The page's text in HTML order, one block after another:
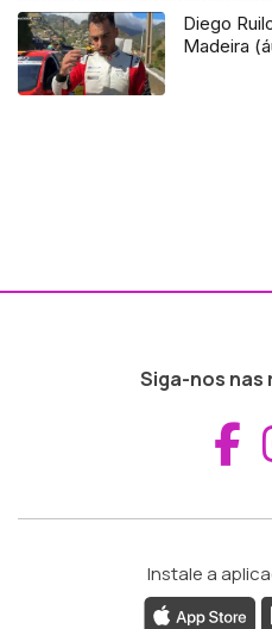
Diego
Madeira
Siga-nos nas
Instale a